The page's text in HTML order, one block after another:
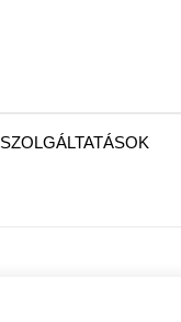
SZOLGÁLTATÁSOK